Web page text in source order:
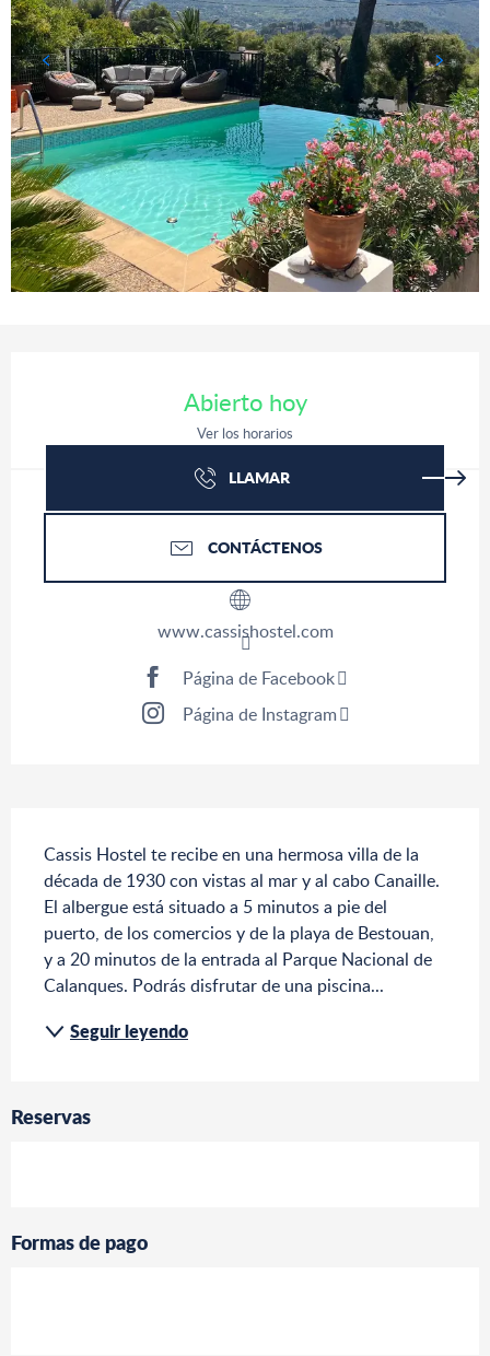
Abierto hoy
Ver los horarios
LLAMAR
CONTÁCTENOS
www.cassishostel.com
Página de Facebook
Página de Instagram
Cassis Hostel te recibe en una hermosa villa de la
década de 1930 con vistas al mar y al cabo Canaille.
El albergue está situado a 5 minutos a pie del
puerto, de los comercios y de la playa de Bestouan,
y a 20 minutos de la entrada al Parque Nacional de
Calanques. Podrás disfrutar de una piscina...
Seguir leyendo
Reservas
Formas de pago